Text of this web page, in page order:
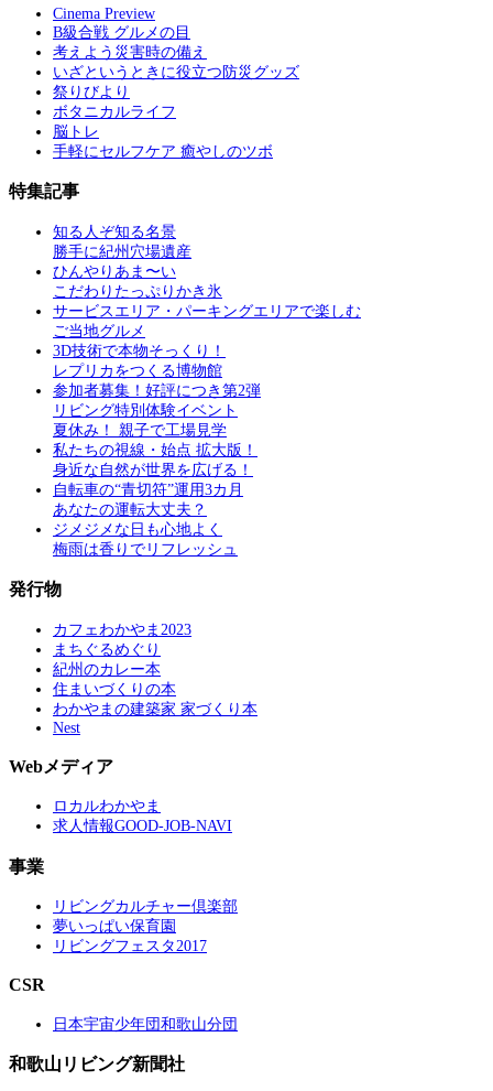
Cinema Preview
B級合戦 グルメの目
考えよう災害時の備え
いざというときに役立つ防災グッズ
祭りびより
ボタニカルライフ
脳トレ
手軽にセルフケア 癒やしのツボ
特集記事
知る人ぞ知る名景
勝手に紀州穴場遺産
ひんやりあま〜い
こだわりたっぷりかき氷
サービスエリア・パーキングエリアで楽しむ
ご当地グルメ
3D技術で本物そっくり！
レプリカをつくる博物館
参加者募集！好評につき第2弾
リビング特別体験イベント
夏休み！ 親子で工場見学
私たちの視線・始点 拡大版！
身近な自然が世界を広げる！
自転車の“青切符”運用3カ月
あなたの運転大丈夫？
ジメジメな日も心地よく
梅雨は香りでリフレッシュ
発行物
カフェわかやま2023
まちぐるめぐり
紀州のカレー本
住まいづくりの本
わかやまの建築家 家づくり本
Nest
Webメディア
ロカルわかやま
求人情報GOOD-JOB-NAVI
事業
リビングカルチャー倶楽部
夢いっぱい保育園
リビングフェスタ2017
CSR
日本宇宙少年団和歌山分団
和歌山リビング新聞社